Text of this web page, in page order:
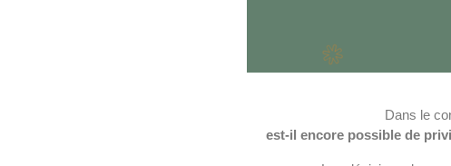
Dans le
est-il encore possible de